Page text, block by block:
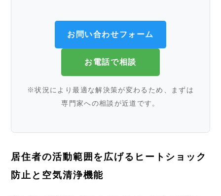
お問い合わせフォーム
お電話で相談
※状況により最適な解決策が変わるため、まずは
専門家への相談が近道です。
居住者の活動範囲を広げるヒートショック
防止と空気清浄機能